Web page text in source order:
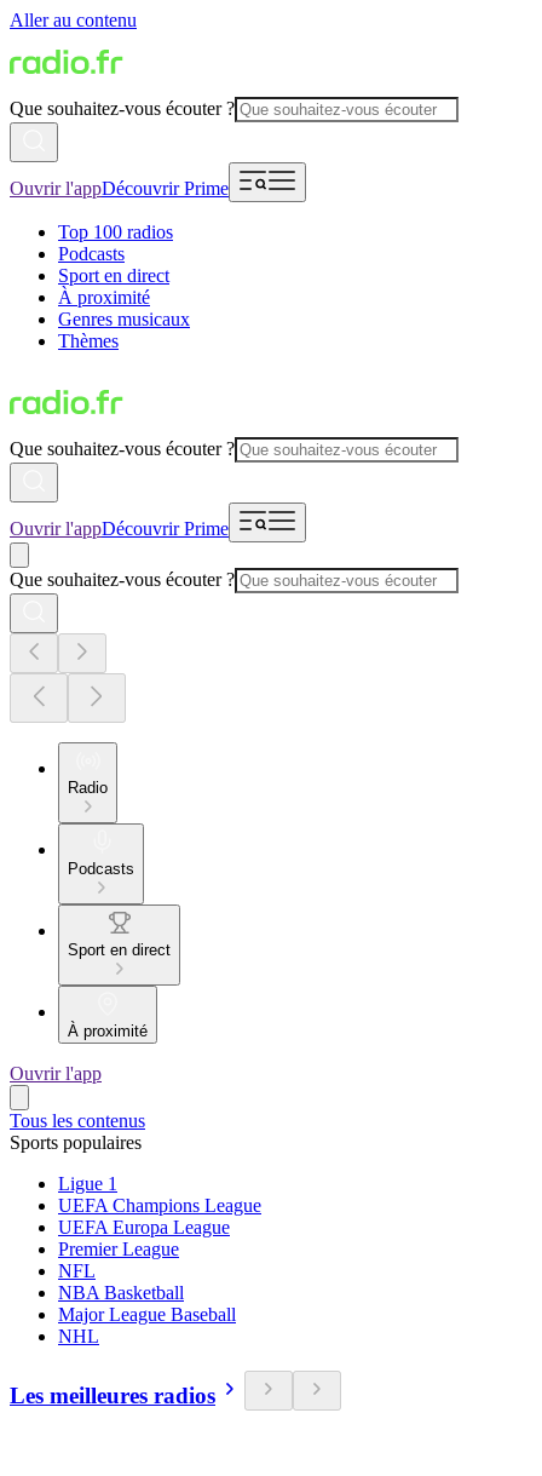
Aller au contenu
Que souhaitez-vous écouter ?
Ouvrir l'appDécouvrir Prime
Top 100 radios
Podcasts
Sport en direct
À proximité
Genres musicaux
Thèmes
Que souhaitez-vous écouter ?
Ouvrir l'appDécouvrir Prime
Que souhaitez-vous écouter ?
Radio
Podcasts
Sport en direct
À proximité
Ouvrir l'app
Tous les contenus
Sports populaires
Ligue 1
UEFA Champions League
UEFA Europa League
Premier League
NFL
NBA Basketball
Major League Baseball
NHL
Les meilleures radios